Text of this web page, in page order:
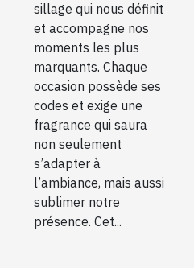
sillage qui nous définit
et accompagne nos
moments les plus
marquants. Chaque
occasion possède ses
codes et exige une
fragrance qui saura
non seulement
s’adapter à
l’ambiance, mais aussi
sublimer notre
présence. Cet...